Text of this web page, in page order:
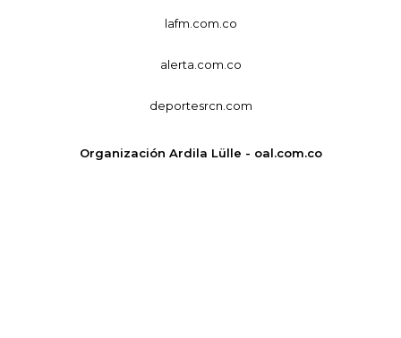
lafm.com.co
alerta.com.co
deportesrcn.com
Organización Ardila Lülle - oal.com.co